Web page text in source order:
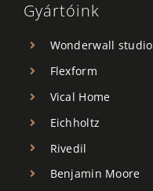
Gyártóink
Wonderwall studio
Flexform
Vical Home
Eichholtz
Rivedil
Benjamin Moore